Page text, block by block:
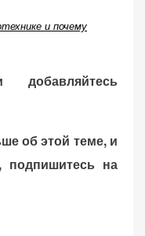
и почему
об этой теме, и
подпишитесь на